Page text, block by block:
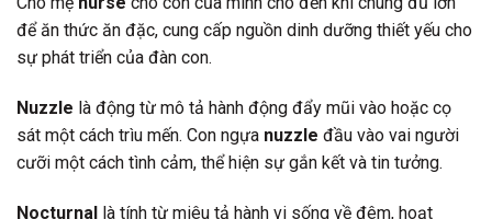
để ăn thức ăn đặc, cung cấp nguồn dinh dưỡng thiết yếu cho
sự phát triển của đàn con.
Nuzzle là động từ mô tả hành động đẩy mũi vào hoặc cọ
sát một cách trìu mến. Con ngựa nuzzle đầu vào vai người
cưỡi một cách tình cảm, thể hiện sự gắn kết và tin tưởng.
Nocturnal là tính từ miêu tả hành vi sống về đêm, hoạt